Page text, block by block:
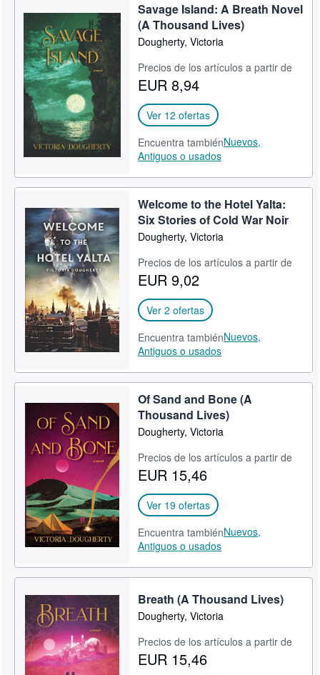
Savage Island: A Breath Novel
(A Thousand Lives)
Dougherty, Victoria
Precios de los artículos a partir de
EUR 8,94
Ver 12 ofertas
Encuentra tambiénNuevos,
Antiguos o usados
Welcome to the Hotel Yalta:
Six Stories of Cold War Noir
Dougherty, Victoria
Precios de los artículos a partir de
EUR 9,02
Ver 2 ofertas
Encuentra tambiénNuevos,
Antiguos o usados
Of Sand and Bone (A
Thousand Lives)
Dougherty, Victoria
Precios de los artículos a partir de
EUR 15,46
Ver 19 ofertas
Encuentra tambiénNuevos,
Antiguos o usados
Breath (A Thousand Lives)
Dougherty, Victoria
Precios de los artículos a partir de
EUR 15,46